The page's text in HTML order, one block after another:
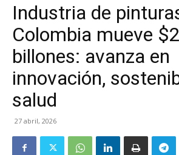
Industria de
Colombia mueve
billones: avanza en
innovación,
salud
27 abril, 2026